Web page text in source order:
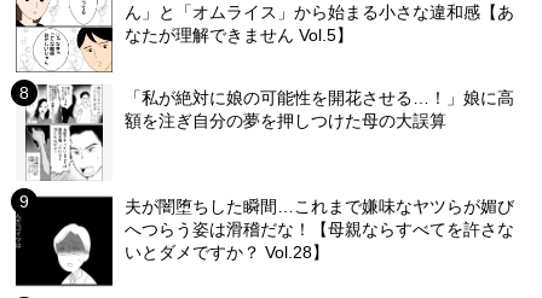
ん」と「オムライス」から始まる小さな違和感【あ
なたが理解できません Vol.5】
「私が絶対に娘の可能性を開花させる…！」娘に高
額を注ぎ自分の夢を押しつけた母の大誤算
夫が闇堕ちした瞬間…これまで嫌味なヤツらが媚び
へつらう姿は滑稽だな！【母親ならすべてを許さな
いとダメですか？ Vol.28】